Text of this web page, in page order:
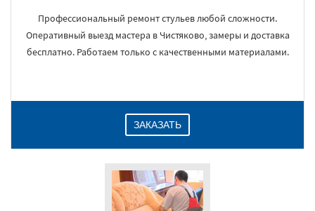
Профессиональный ремонт стульев любой сложности.
Оперативный выезд мастера в Чистяково, замеры и доставка
бесплатно. Работаем только с качественными материалами.
ЗАКАЗАТЬ